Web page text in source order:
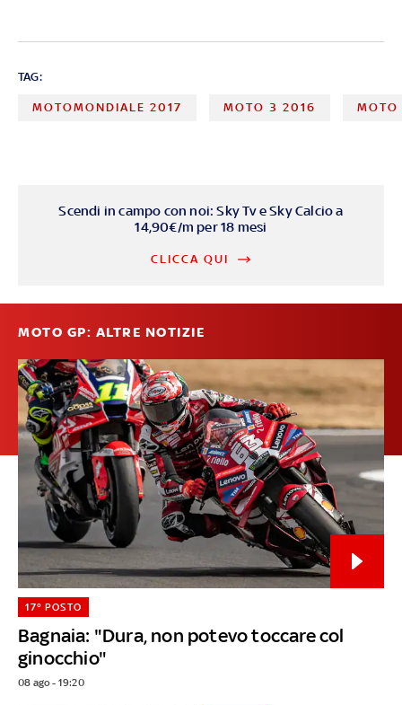
TAG:
MOTOMONDIALE 2017 MOTO 3 2016
Scendi in campo con noi: Sky Tv e Sky Calcio a
14,90€/m per 18 mesi
CLICCA QUI
MOTO GP: ALTRE NOTIZIE
Bagnaia: "Dura, non potevo toccare col
ginocchio"
17° POSTO
08 ago - 19:20